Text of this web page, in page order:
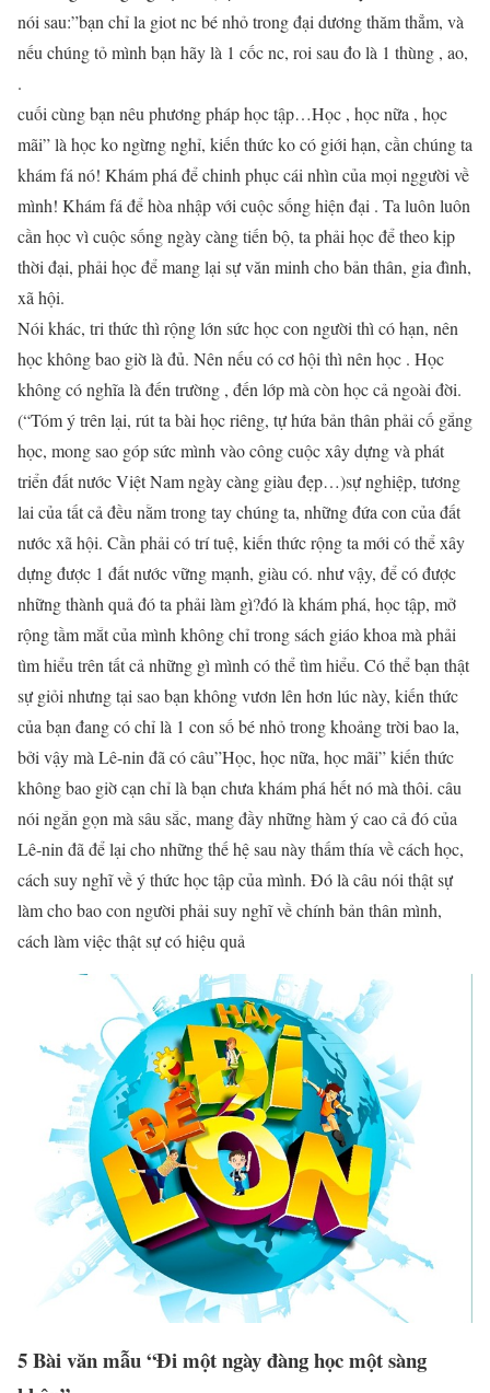
nói sau:”bạn chỉ la giot nc bé nhỏ trong đại dương thăm thẳm, và
nếu chúng tỏ mình bạn hãy là 1 cốc nc, roi sau đo là 1 thùng , ao,
.
cuối cùng bạn nêu phương pháp học tập…Học , học nữa , học
mãi” là học ko ngừng nghỉ, kiến thức ko có giới hạn, cần chúng ta
khám fá nó! Khám phá để chinh phục cái nhìn của mọi nggười về
mình! Khám fá để hòa nhập với cuộc sống hiện đại . Ta luôn luôn
cần học vì cuộc sống ngày càng tiến bộ, ta phải học để theo kịp
thời đại, phải học để mang lại sự văn minh cho bản thân, gia đình,
xã hội.
Nói khác, tri thức thì rộng lớn sức học con người thì có hạn, nên
học không bao giờ là đủ. Nên nếu có cơ hội thì nên học . Học
không có nghĩa là đến trường , đến lớp mà còn học cả ngoài đời.
(“Tóm ý trên lại, rút ta bài học riêng, tự hứa bản thân phải cố gắng
học, mong sao góp sức mình vào công cuộc xây dựng và phát
triển đất nước Việt Nam ngày càng giàu đẹp…)sự nghiệp, tương
lai của tất cả đều nằm trong tay chúng ta, những đứa con của đất
nước xã hội. Cần phải có trí tuệ, kiến thức rộng ta mới có thể xây
dựng được 1 đất nước vững mạnh, giàu có. như vậy, để có được
những thành quả đó ta phải làm gì?đó là khám phá, học tập, mở
rộng tầm mắt của mình không chỉ trong sách giáo khoa mà phải
tìm hiểu trên tất cả những gì mình có thể tìm hiểu. Có thể bạn thật
sự giỏi nhưng tại sao bạn không vươn lên hơn lúc này, kiến thức
của bạn đang có chỉ là 1 con số bé nhỏ trong khoảng trời bao la,
bởi vậy mà Lê-nin đã có câu”Học, học nữa, học mãi” kiến thức
không bao giờ cạn chỉ là bạn chưa khám phá hết nó mà thôi. câu
nói ngắn gọn mà sâu sắc, mang đầy những hàm ý cao cả đó của
Lê-nin đã để lại cho những thế hệ sau này thấm thía về cách học,
cách suy nghĩ về ý thức học tập của mình. Đó là câu nói thật sự
làm cho bao con người phải suy nghĩ về chính bản thân mình,
cách làm việc thật sự có hiệu quả
5 Bài văn mẫu “Đi một ngày đàng học một sàng